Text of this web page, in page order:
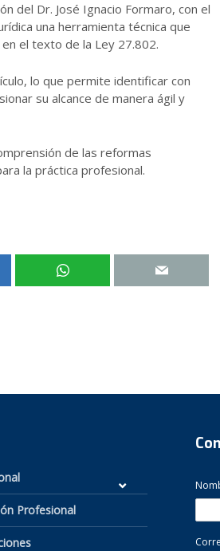
del Dr. José Ignacio Formaro, con el
una herramienta técnica que
el texto de la Ley 27.802.
lo que permite identificar con
su alcance de manera ágil y
de las reformas
la práctica profesional.
Profesional